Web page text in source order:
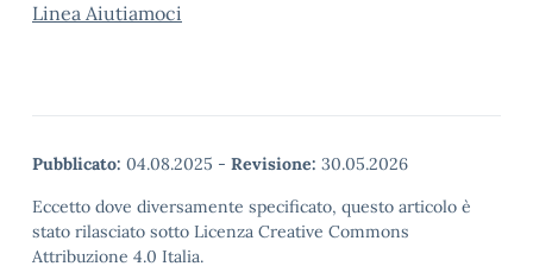
Linea Aiutiamoci
Pubblicato: 04.08.2025 - Revisione: 30.05.2026
Eccetto dove diversamente specificato, questo articolo è
stato rilasciato sotto Licenza Creative Commons
Attribuzione 4.0 Italia.